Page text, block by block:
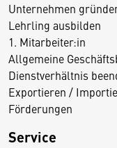
Unternehmen
Lehrling ausbilden
1. Mitarbeiter:in
Allgemeine
Dienstverhältnis
Exportieren /
Förderungen
Service